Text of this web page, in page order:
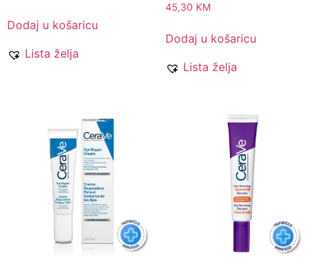
Dodaj u košaricu
Lista želja
45,30 KM
Dodaj u košaricu
Lista želja